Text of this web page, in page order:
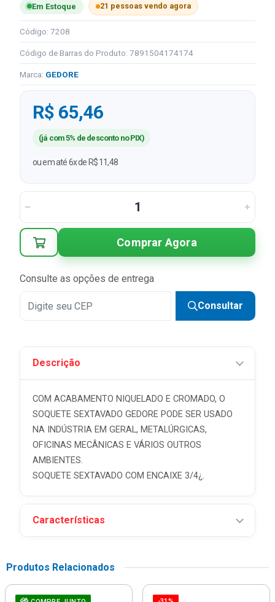
Em Estoque 21 pessoas vendo agora
Código: 7208
Código de Barras do Produto: 7891504174174
Marca: GEDORE
R$ 65,46
(já com 5% de desconto no PIX)
ou em até 6x de R$ 11,48
Comprar Agora
Consulte as opções de entrega
Consultar
Descrição
COM ACABAMENTO NIQUELADO E CROMADO, O
SOQUETE SEXTAVADO GEDORE PODE SER USADO
NA INDÚSTRIA EM GERAL, METALÚRGICAS,
OFICINAS MECÂNICAS E VÁRIOS OUTROS
AMBIENTES.
SOQUETE SEXTAVADO COM ENCAIXE 3/4¿.
Características
Produtos Relacionados